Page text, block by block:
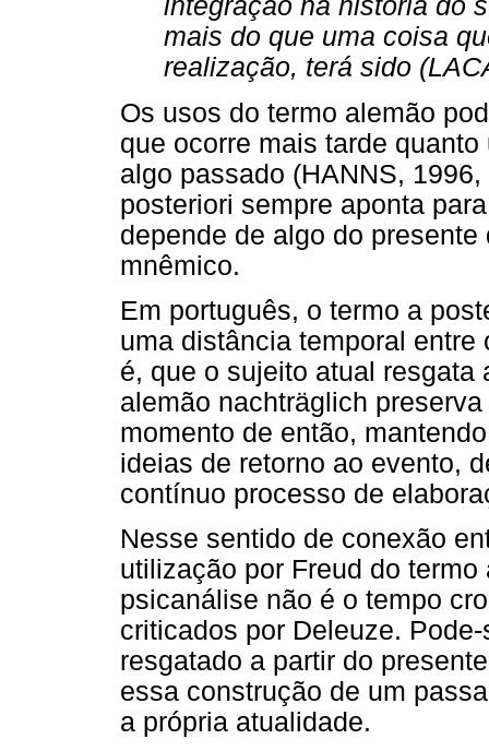
integração na história do
mais do que uma coisa
realização, terá sido
Os usos do termo alemão
que ocorre mais tarde
algo passado (HANNS,
posteriori sempre aponta
depende de algo do
mnêmico.
Em português, o termo a
uma distância temporal
é, que o sujeito atual resgata
alemão nachträglich
momento de então,
ideias de retorno ao evento,
contínuo processo de
Nesse sentido de conexão
utilização por Freud do
psicanálise não é o tempo
criticados por Deleuze.
resgatado a partir do
essa construção de um
a própria atualidade.